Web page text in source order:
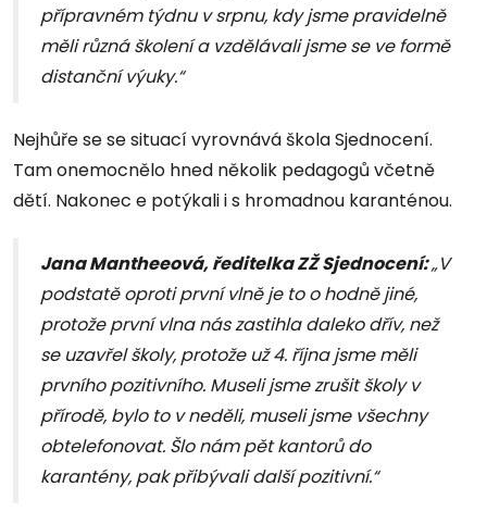
přípravném týdnu v srpnu, kdy jsme pravidelně
měli různá školení a vzdělávali jsme se ve formě
distanční výuky.“
Nejhůře se se situací vyrovnává škola Sjednocení.
Tam onemocnělo hned několik pedagogů včetně
dětí. Nakonec e potýkali i s hromadnou karanténou.
Jana Mantheeová, ředitelka ZŽ Sjednocení:„V
podstatě oproti první vlně je to o hodně jiné,
protože první vlna nás zastihla daleko dřív, než
se uzavřel školy, protože už 4. října jsme měli
prvního pozitivního. Museli jsme zrušit školy v
přírodě, bylo to v neděli, museli jsme všechny
obtelefonovat. Šlo nám pět kantorů do
karantény, pak přibývali další pozitivní.“